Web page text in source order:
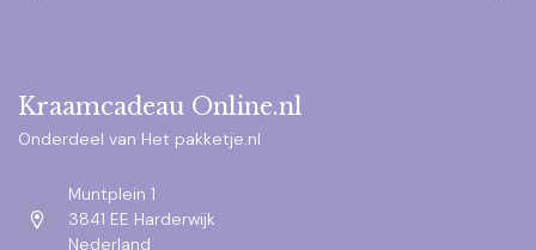
Kraamcadeau Online.nl
Onderdeel van Het pakketje.nl
Muntplein 1
3841 EE Harderwijk
Nederland